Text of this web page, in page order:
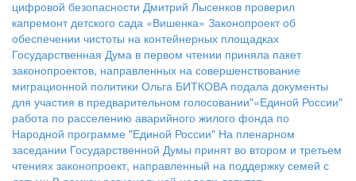
цифровой безопасности Дмитрий Лысенков проверил
капремонт детского сада «Вишенка» Законопроект об
обеспечении чистоты на контейнерных площадках
Государственная Дума в первом чтении приняла пакет
законопроектов, направленных на совершенствование
миграционной политики Ольга БИТКОВА подала документы
для участия в предварительном голосовании"«Единой России"
работа по расселению аварийного жилого фонда по
Народной программе "Единой России" На пленарном
заседании Государственной Думы принят во втором и третьем
чтениях законопроект, направленный на поддержку семей с